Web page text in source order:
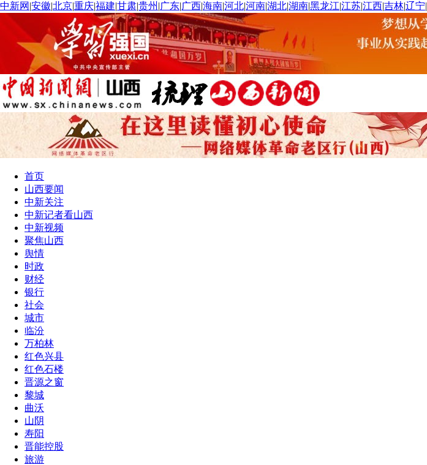
中新网 |安徽|北京|重庆|福建|甘肃|贵州 |广东|广西|海南|河北|河南|湖北|湖南|黑龙江|江苏|江西|吉林|辽宁|
首页
山西要闻
中新关注
中新记者看山西
中新视频
聚焦山西
舆情
时政
财经
银行
社会
城市
临汾
万柏林
红色兴县
红色石楼
晋源之窗
黎城
曲沃
山阴
寿阳
晋能控股
旅游